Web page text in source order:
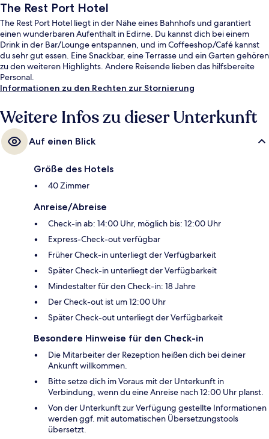
The Rest Port Hotel
The Rest Port Hotel liegt in der Nähe eines Bahnhofs und garantiert
einen wunderbaren Aufenthalt in Edirne. Du kannst dich bei einem
Drink in der Bar/Lounge entspannen, und im Coffeeshop/Café kannst
du sehr gut essen. Eine Snackbar, eine Terrasse und ein Garten gehören
zu den weiteren Highlights. Andere Reisende lieben das hilfsbereite
Personal.
Informationen zu den Rechten zur Stornierung
Weitere Infos zu dieser Unterkunft
Auf einen Blick
Größe des Hotels
40 Zimmer
Anreise/Abreise
Check-in ab: 14:00 Uhr, möglich bis: 12:00 Uhr
Express-Check-out verfügbar
Früher Check-in unterliegt der Verfügbarkeit
Später Check-in unterliegt der Verfügbarkeit
Mindestalter für den Check-in: 18 Jahre
Der Check-out ist um 12:00 Uhr
Später Check-out unterliegt der Verfügbarkeit
Besondere Hinweise für den Check-in
Die Mitarbeiter der Rezeption heißen dich bei deiner
Ankunft willkommen.
Bitte setze dich im Voraus mit der Unterkunft in
Verbindung, wenn du eine Anreise nach 12:00 Uhr planst.
Von der Unterkunft zur Verfügung gestellte Informationen
werden ggf. mit automatischen Übersetzungstools
übersetzt.